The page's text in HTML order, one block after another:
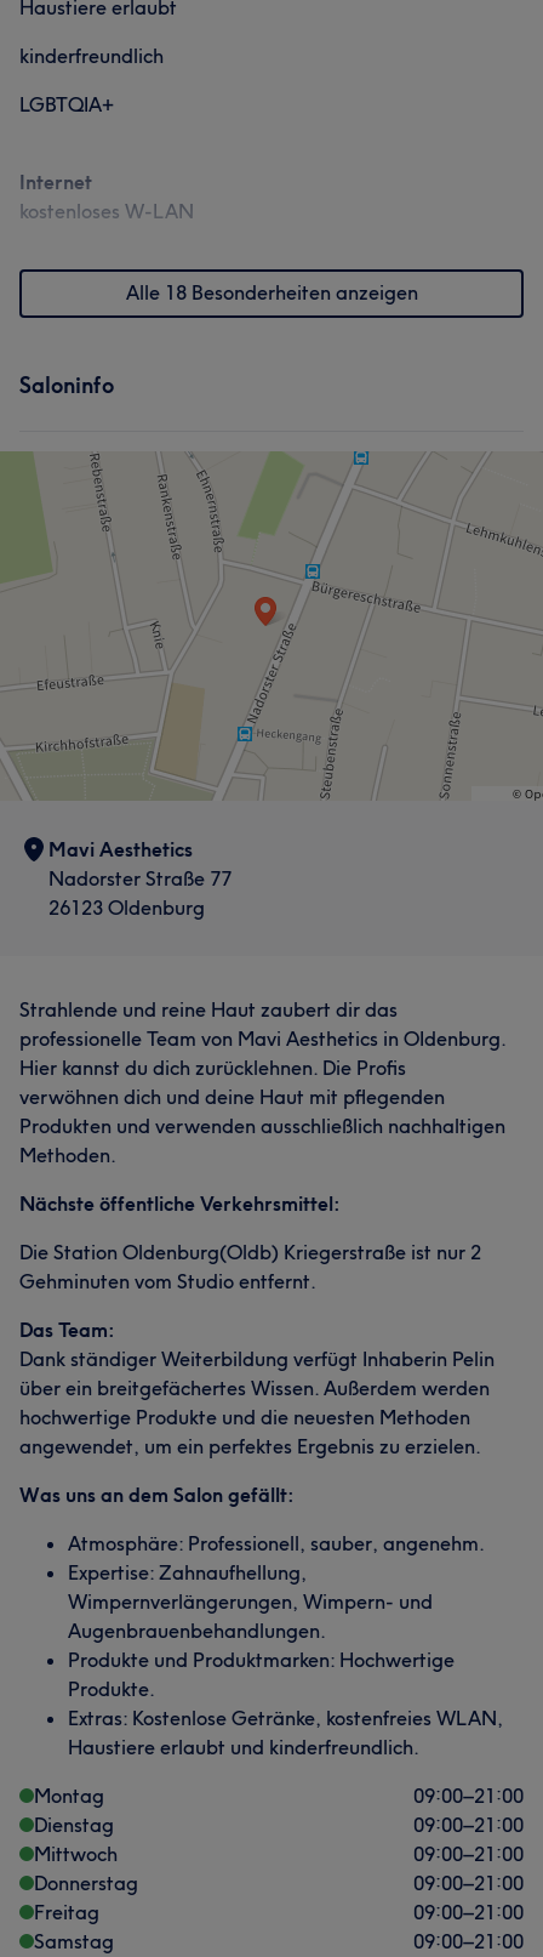
Haustiere erlaubt
kinderfreundlich
LGBTQIA+
Internet
kostenloses W-LAN
Alle 18 Besonderheiten anzeigen
Saloninfo
Mavi Aesthetics
Nadorster Straße 77
26123 Oldenburg
Strahlende und reine Haut zaubert dir das
professionelle Team von Mavi Aesthetics in OIdenburg.
Hier kannst du dich zurücklehnen. Die Profis
verwöhnen dich und deine Haut mit pflegenden
Produkten und verwenden ausschließlich nachhaltigen
Methoden.
Nächste öffentliche Verkehrsmittel:
Die Station Oldenburg(Oldb) Kriegerstraße ist nur 2
Gehminuten vom Studio entfernt.
Das Team:
Dank ständiger Weiterbildung verfügt Inhaberin Pelin
über ein breitgefächertes Wissen. Außerdem werden
hochwertige Produkte und die neuesten Methoden
angewendet, um ein perfektes Ergebnis zu erzielen.
Was uns an dem Salon gefällt:
Atmosphäre: Professionell, sauber, angenehm.
Expertise: Zahnaufhellung,
Wimpernverlängerungen, Wimpern- und
Augenbrauenbehandlungen.
Produkte und Produktmarken: Hochwertige
Produkte.
Extras: Kostenlose Getränke, kostenfreies WLAN,
Haustiere erlaubt und kinderfreundlich.
Montag
09:00–21:00
Dienstag
09:00–21:00
Mittwoch
09:00–21:00
Donnerstag
09:00–21:00
Freitag
09:00–21:00
Samstag
09:00–21:00